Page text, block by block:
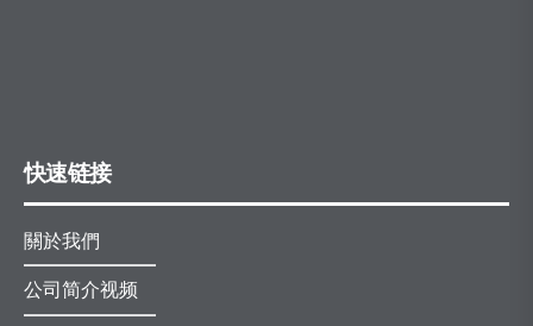
快速链接
關於我們
公司简介视频